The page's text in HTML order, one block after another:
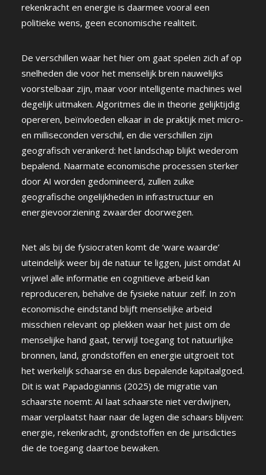
rekenkracht en energie is daarmee vooral een
politieke wens, geen economische realiteit.
De verschillen waar het hier om gaat spelen zich af op
snelheden die voor het menselijk brein nauwelijks
voorstelbaar zijn, maar voor intelligente machines wel
degelijk uitmaken. Algoritmes die in theorie gelijktijdig
opereren, beïnvloeden elkaar in de praktijk met micro-
en milliseconden verschil, en die verschillen zijn
geografisch verankerd: het landschap blijkt wederom
bepalend. Naarmate economische processen sterker
door AI worden gedomineerd, zullen zulke
geografische ongelijkheden in infrastructuur en
energievoorziening zwaarder doorwegen.
Net als bij de fysiocraten komt de ‘ware waarde’
uiteindelijk weer bij de natuur te liggen, juist omdat AI
vrijwel alle informatie en cognitieve arbeid kan
reproduceren, behalve de fysieke natuur zelf. In zo'n
economische eindstand blijft menselijke arbeid
misschien relevant op plekken waar het juist om de
menselijke hand gaat, terwijl toegang tot natuurlijke
bronnen, land, grondstoffen en energie uitgroeit tot
het werkelijk schaarse en dus bepalende kapitaalgoed.
Dit is wat Papadogiannis (2025) de migratie van
schaarste noemt: AI laat schaarste niet verdwijnen,
maar verplaatst haar naar de lagen die schaars blijven:
energie, rekenkracht, grondstoffen en de jurisdicties
die de toegang daartoe bewaken.